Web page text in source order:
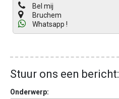
Bel mij
Bruchem
Whatsapp !
Stuur ons een bericht:
Onderwerp: